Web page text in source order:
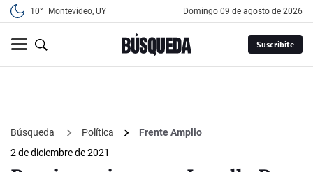
10° Montevideo, UY domingo 09 de agosto de 2026
Suscribite
Búsqueda Política
Frente Amplio
2 de diciembre de 2021